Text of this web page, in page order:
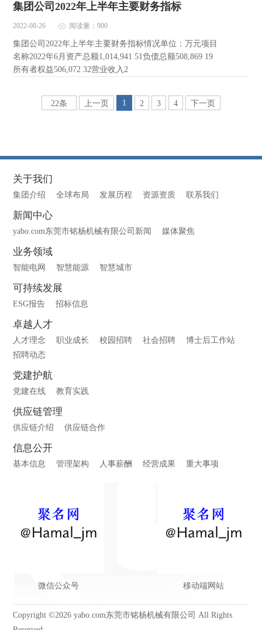
集团公司2022年上半年主要财务指标
2022-08-26 阅读量：900
集团公司2022年上半年主要财务指标情况单位：万元项目
名称2022年6月资产总额1,014,941 51负债总额508,869 19
所有者权益506,072 32营业收入2
22条 上一页 1 2 3 4 下一页
关于我们
集团介绍 全球布局 发展历程 资源资质 联系我们
新闻中心
yabo.com东莞市铭杨机械有限公司新闻 媒体聚焦
业务领域
智能电网 智慧能源 智慧城市
可持续发展
ESG报告 招标信息
卓越人才
人才理念 职业成长 校园招聘 社会招聘
博士后工作站
招聘动态
党建护航
党建在线 教育实践
供应链管理
供应链介绍 供应链合作
信息公开
基本信息 管理架构 人事薪酬 经营成果 重大事项
微信公众号 移动端网站
Copyright ©2026 yabo.com东莞市铭杨机械有限公司 All Rights